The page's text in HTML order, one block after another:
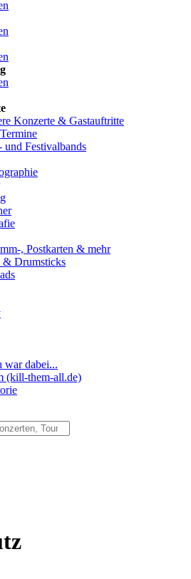
Konzerte & Gastauftritte
und Festivalbands
, Postkarten & mehr
& Drumsticks
war dabei...
(kill-them-all.de)